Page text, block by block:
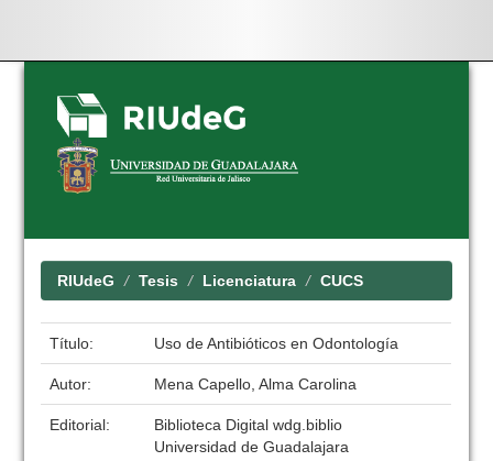
Skip
navigation
RIUdeG Tesis Licenciatura CUCS
Título: Uso de Antibióticos en Odontología
Autor: Mena Capello, Alma Carolina
Editorial:
Biblioteca Digital wdg.biblio
Universidad de Guadalajara